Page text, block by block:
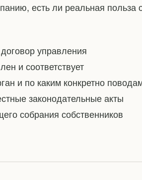
есть ли реальная польза
управления
и соответствует
и по каким конкретно
законодательные акты
собрания собственников